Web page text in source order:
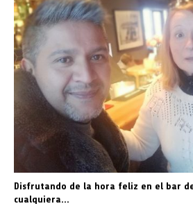
Disfrutando de la hora feliz en el bar
cualquiera…